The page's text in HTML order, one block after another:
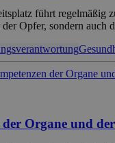
führt regelmäßig
Opfer, sondern auch
Organe und